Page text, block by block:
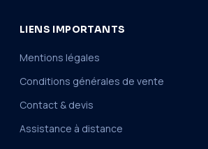
LIENS IMPORTANTS
Mentions légales
Conditions générales de vente
Contact & devis
Assistance à distance